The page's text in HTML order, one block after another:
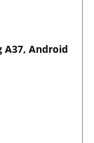
A37, Android